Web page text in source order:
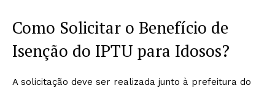
Como Solicitar o Benefício de
Isenção do IPTU para Idosos?
A solicitação deve ser realizada junto à prefeitura do